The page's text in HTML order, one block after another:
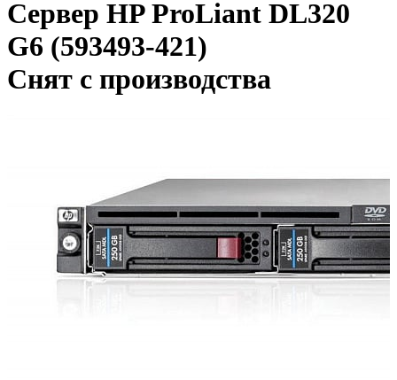
Сервер HP ProLiant DL320
G6 (593493-421)
Снят с производства